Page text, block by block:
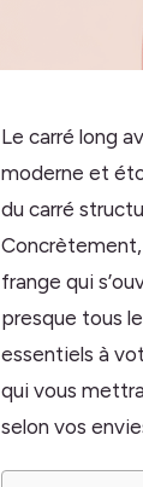
Le carré long
moderne et
du carré
Concrètement,
frange qui
presque tous
essentiels à
qui vous
selon vos